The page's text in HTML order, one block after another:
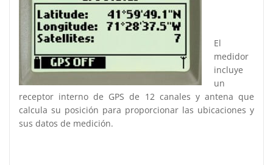
El
medidor
incluye
un
receptor interno de GPS de 12 canales y antena que
calcula su posición para proporcionar las ubicaciones y
sus datos de medición.